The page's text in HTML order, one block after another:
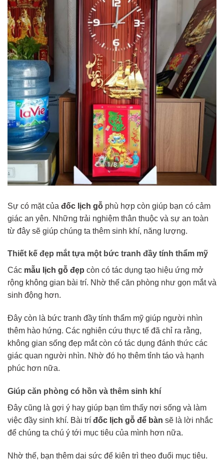
Sự có mặt của đốc lịch gỗ phù hợp còn giúp bạn có cảm
giác an yên. Những trải nghiệm thân thuộc và sự an toàn
từ đây sẽ giúp chúng ta thêm sinh khí, năng lượng.
Thiết kế đẹp mắt tựa một bức tranh đầy tính thẩm mỹ
Các mẫu lịch gỗ đẹp còn có tác dụng tạo hiệu ứng mở
rộng không gian bài trí. Nhờ thế căn phòng như gọn mắt và
sinh động hơn.
Đây còn là bức tranh đầy tính thẩm mỹ giúp người nhìn
thêm hào hứng. Các nghiên cứu thực tế đã chỉ ra rằng,
không gian sống đẹp mắt còn có tác dụng đánh thức các
giác quan người nhìn. Nhờ đó họ thêm tỉnh táo và hạnh
phúc hơn nữa.
Giúp căn phòng có hồn và thêm sinh khí
Đây cũng là gợi ý hay giúp bạn tìm thấy nơi sống và làm
việc đầy sinh khí. Bài trí đốc lịch gỗ để bàn sẽ là lời nhắc
để chúng ta chú ý tới mục tiêu của mình hơn nữa.
Nhờ thế, bạn thêm dai sức để kiên trì theo đuổi mục tiêu.